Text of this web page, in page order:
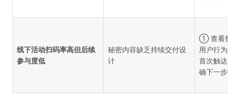
线下活动扫码率高但后续
参与度低
秘密内容缺乏持续交付设
计
① 查看
用户行
首次触
确下一